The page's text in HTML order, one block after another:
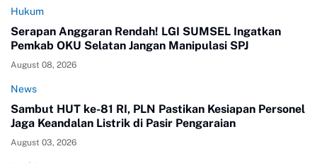
Hukum
Serapan Anggaran Rendah! LGI SUMSEL Ingatkan
Pemkab OKU Selatan Jangan Manipulasi SPJ
August 08, 2026
News
Sambut HUT ke-81 RI, PLN Pastikan Kesiapan Personel
Jaga Keandalan Listrik di Pasir Pengaraian
August 03, 2026